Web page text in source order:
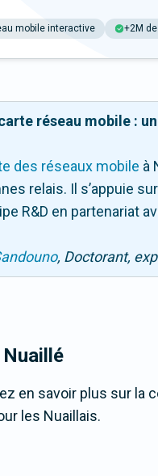
mobile interactive +2M
réseau mobile :
des réseaux mobile à
relais. Il s’appuie
R&D en partenariat
, Doctorant,
Nuaillé
en savoir plus sur la
les Nuaillais.